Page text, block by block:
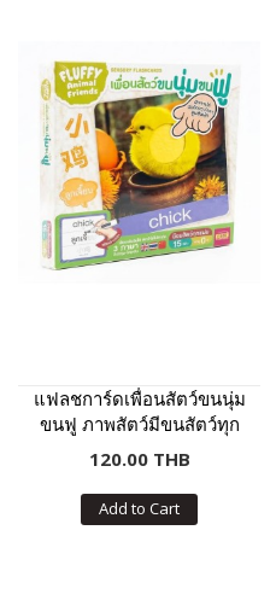
แฟลชการ์ดเพื่อนสัตว์ขนนุ่ม
ขนฟู ภาพสัตว์มีขนสัตว์ทุก
แผ่น พร้อมคำศัพท์ 3 ภาษา
120.00 THB
Add to Cart